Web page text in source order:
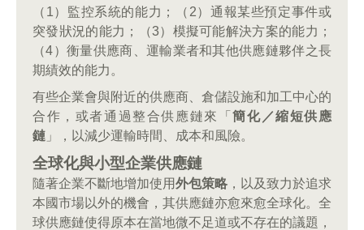
（1）監控系統的能力；（2）通報某些預定事件或
突發狀況的能力；（3）模擬可能解決方案的能力；
（4）衡量供應商、運輸業者和其他供應鏈夥伴之長
期績效的能力。
有些企業會與附近的供應商、倉儲設施和加工中心的
合作，或者通過整合供應鏈來「簡化／縮短供應
鏈 」，以減少運輸時間、成本和風險。
全球化與小型企業供應鏈
隨著企業不斷地增加使用外包策略 ，以及致力於追求
本國市場以外的機會，其供應鏈亦愈來愈全球化。全
球供應鏈使得原本在當地微不足道或不存在的議題，